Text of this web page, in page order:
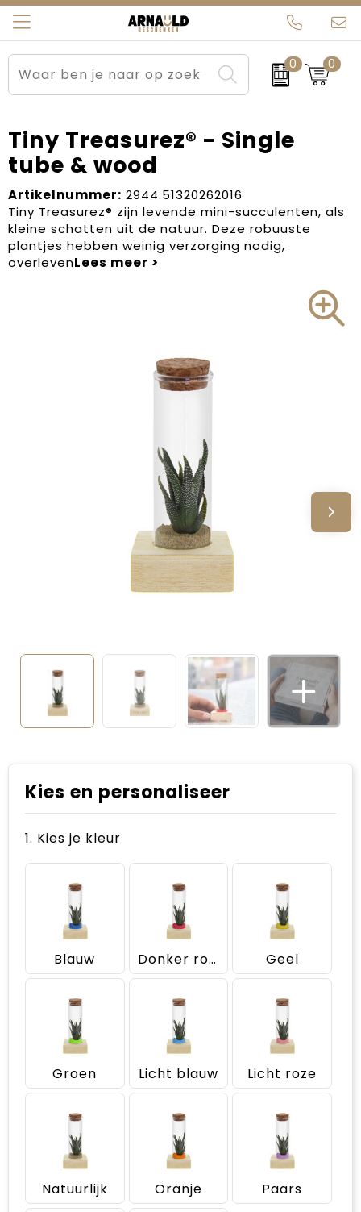
0 0
Relatiegeschenken
Sportkleding
Werkkleding
Kleding en textiel
Tassen
Beurs en Evenementen
Brievenbuspakketten
Carnaval
Dag van de Zorg
Kerstartikelen
Zomergeschenken
Zomerpakketten
Arnauld Kerstpakketten
MijnEigenKadootje
Ons team
Contact
Blogs
Tiny Treasurez® - Single
tube & wood
Artikelnummer: 2944.51320262016
Tiny Treasurez® zijn levende mini-succulenten, als
kleine schatten uit de natuur. Deze robuuste
plantjes hebben weinig verzorging nodig,
overleven
Kies en personaliseer
1. Kies je kleur
Blauw Donker roze Geel
Groen Licht blauw Licht roze
Natuurlijk Oranje Paars